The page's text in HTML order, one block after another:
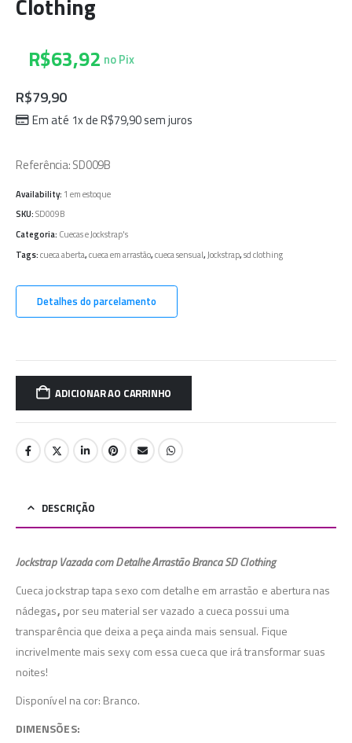
R$79,90
Em até 1x deR$79,90sem juros
R$63,92 no Pix
Referência: SD009B
Availability: 1 em estoque
SKU:SD009B
Categoria: Cuecas e Jockstrap's
Tags:cueca aberta,cueca em arrastão,cueca sensual, Jockstrap,sd clothing
Detalhes do parcelamento
ADICIONAR AO CARRINHO
DESCRIÇÃO
Jockstrap Vazada com Detalhe Arrastão Branca SD Clothing
Cueca jockstrap tapa sexo com detalhe em arrastão e abertura nas
nádegas, por seu material ser vazado a cueca possui uma
transparência que deixa a peça ainda mais sensual. Fique
incrivelmente mais sexy com essa cueca que irá transformar suas
noites!
Disponível na cor: Branco.
DIMENSÕES: